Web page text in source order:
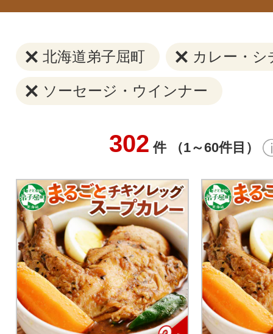
北海道弟子屈町 カレー・シ
ソーセージ・ウインナー
302 件 （1～60件目）